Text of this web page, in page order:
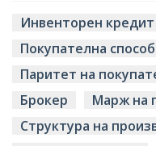
Инвенторен кредит
Покупателна
Паритет на
Брокер
Марж на
Структура на